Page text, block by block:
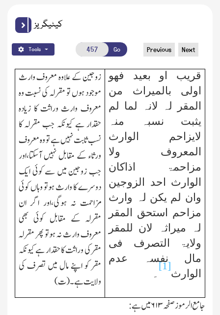
کیٹیگریز
Tools Go Previous Next
قریب او بعید فھو
اولی بالمیراث من
المقر لہ لانہ لما لم
یثبت نسبہ منہ
لایزاحم الوارث
المعروف ولا
مزاحمۃ اذاکان
الوارث احد الزوجین
وان لم یکن لہ وارث
مزاحم استحق المقر
لہ میراثہ لان للمقر
ولایۃ التصرف فی
مال نفسہ عدم
الوارث
[1]
۔
زوجین کے علاوہ معروف وارث
موجود ہوں تو مقرلہ کی نسبت وہ
معروف وارث وراثت کا زیادہ
حقدار ہے کیونکہ جب مقرلہ کا
نسب ثابت نہیں ہے تو وہ معروف
ورثاء کے مقابل نہیں آسکتا،اور
جب زوجین میں سے کوئی ایك
دوسرے کا وارث ہوتو وہاں کوئی
مزاحمت نہ ہوگی،اور اگر ان
مقرلہ کے مقابل کوئی بھی
معروف وارث نہ ہوتو پھر مقرلہ
مقر کی وراثت کا حقدار ہے کیونکہ
مقر کو اپنے مال میں تصرف کی
ولایت ہے۔(ت)
جامع الرموز صفحہ۶۱۳میں ہے: